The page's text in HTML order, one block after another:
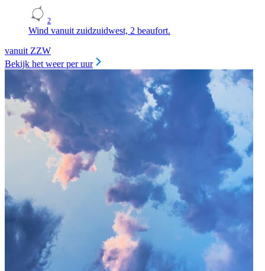
2
Wind vanuit zuidzuidwest, 2 beaufort.
vanuit ZZW
Bekijk het weer per uur